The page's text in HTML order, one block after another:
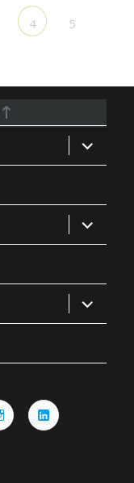
4 5
ouvrir
le
sous-
ouvrir
le
sous-
ouvrir
le
sous-